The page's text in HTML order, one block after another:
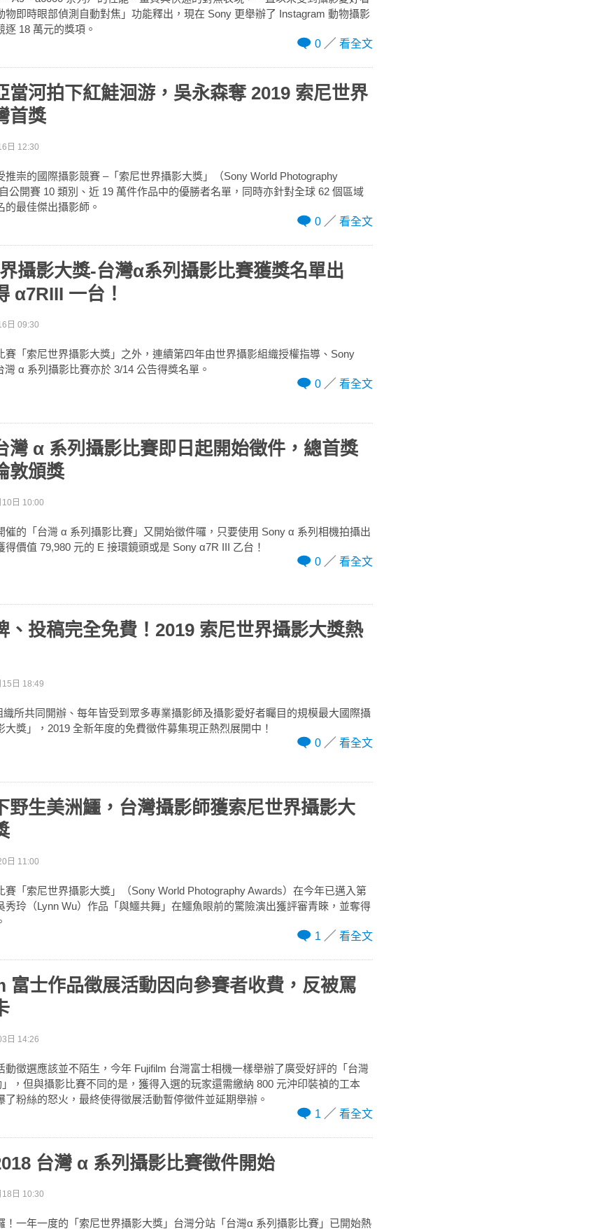
物即時眼部偵測自動對焦」功能釋出，現在 Sony 更舉辦了 Instagram 動物攝影
逐 18 萬元的獎項。
0
看全文
當河拍下紅鮭洄游，吳永森奪 2019 索尼世界
首獎
日 12:30
推崇的國際攝影競賽 –「索尼世界攝影大獎」（Sony World Photography
公開賽 10 類別、近 19 萬件作品中的優勝者名單，同時亦針對全球 62 個區域
的最佳傑出攝影師。
0
看全文
攝影大獎-台灣α系列攝影比賽獲獎名單出
α7RIII 一台！
日 09:30
賽「索尼世界攝影大獎」之外，連續第四年由世界攝影組織授權指導、Sony
灣 α 系列攝影比賽亦於 3/14 公告得獎名單。
0
看全文
灣 α 系列攝影比賽即日起開始徵件，總首獎
敦頒獎
日 10:00
催的「台灣 α 系列攝影比賽」又開始徵件囉，只要使用 Sony α 系列相機拍攝出
價值 79,980 元的 E 接環鏡頭或是 Sony α7R III 乙台！
0
看全文
、投稿完全免費！2019 索尼世界攝影大獎熱
日 18:49
織所共同開辦、每年皆受到眾多專業攝影師及攝影愛好者矚目的規模最大國際攝
大獎」，2019 全新年度的免費徵件募集現正熱烈展開中！
0
看全文
野生美洲鱷，台灣攝影師獲索尼世界攝影大
日 11:00
賽「索尼世界攝影大獎」（Sony World Photography Awards）在今年已邁入第
秀玲（Lynn Wu）作品「與鱷共舞」在鱷魚眼前的驚險演出獲評審青睞，並奪得
1
看全文
富士作品徵展活動因向參賽者收費，反被罵
日 14:26
動徵選應該並不陌生，今年 Fujifilm 台灣富士相機一樣舉辦了廣受好評的「台灣
，但與攝影比賽不同的是，獲得入選的玩家還需繳納 800 元沖印裝禎的工本
了粉絲的怒火，最終使得徵展活動暫停徵件並延期舉辦。
1
看全文
台灣 α 系列攝影比賽徵件開始
日 10:30
！一年一度的「索尼世界攝影大獎」台灣分站「台灣α 系列攝影比賽」已開始熱